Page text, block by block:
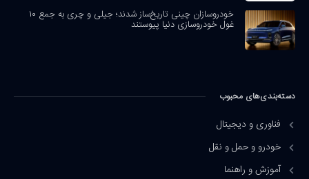
خودروسازان چینی تاریخ‌ساز شدند؛ جیلی و چری به جمع ۱۰
غول خودروسازی دنیا پیوستند
دسته‌بندی‌های محبوب
فناوری و دیجیتال
خودرو و حمل و نقل
آموزش و راهنما